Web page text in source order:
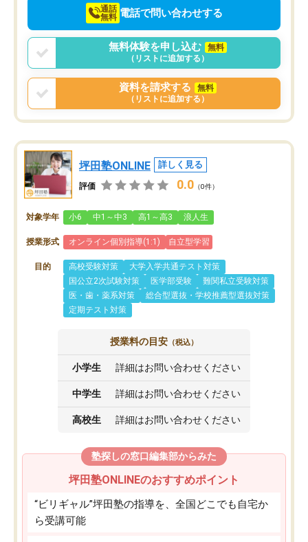
通話
無料 電話で問い合わせする
無料体験を申し込む
無料
（リストに追加する）
資料を請求する
無料
（リストに追加する）
坪田塾ONLINE 詳しく見る
評価 0.0 （0件）
対象学年 小6 中1～中3 高1～高3 浪人生
授業形式 オンライン個別指導(1:1) 自立型学習
目的 高校受験対策
大学入学共通テスト対策
国公立2次試験対策
医学部受験
難関私立受験対策
医・歯・薬系対策
総合型選抜・学校推薦型選抜対策
定期テスト対策
授業料の目安 （税込）
小学生 詳細はお問い合わせください
中学生 詳細はお問い合わせください
高校生 詳細はお問い合わせください
塾探しの窓口編集部からみた
坪田塾ONLINEのおすすめポイント
“ビリギャル”坪田塾の指導を、全国どこでも自宅か
ら受講可能